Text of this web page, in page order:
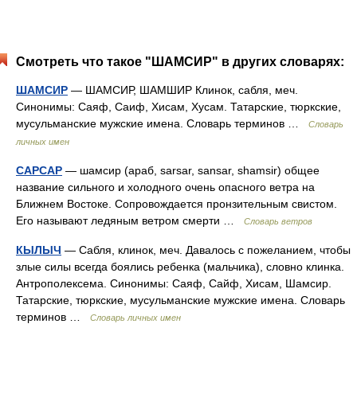
Смотреть что такое "ШАМСИР" в других словарях:
ШАМСИР — ШАМСИР, ШАМШИР Клинок, сабля, меч.
Синонимы: Саяф, Саиф, Хисам, Хусам. Татарские, тюркские,
мусульманские мужские имена. Словарь терминов …
Словарь
личных имен
САРСАР — шамсир (араб, sarsar, sansar, shamsir) общее
название сильного и холодного очень опасного ветра на
Ближнем Востоке. Сопровождается пронзительным свистом.
Его называют ледяным ветром смерти …
Словарь ветров
КЫЛЫЧ — Сабля, клинок, меч. Давалось с пожеланием, чтобы
злые силы всегда боялись ребенка (мальчика), словно клинка.
Антрополексема. Синонимы: Саяф, Сайф, Хисам, Шамсир.
Татарские, тюркские, мусульманские мужские имена. Словарь
терминов …
Словарь личных имен